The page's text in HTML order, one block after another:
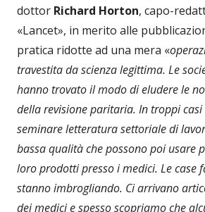
dottor Richard Horton, capo-
«Lancet», in merito alle
pratica ridotte ad una mera «
travestita da scienza legittima. Le
hanno trovato il modo di eludere le
della revisione paritaria. In troppi casi
seminare letteratura settoriale di
bassa qualità che possono poi usare
loro prodotti presso i medici. Le case
stanno imbrogliando. Ci arrivano
dei medici e spesso scopriamo che